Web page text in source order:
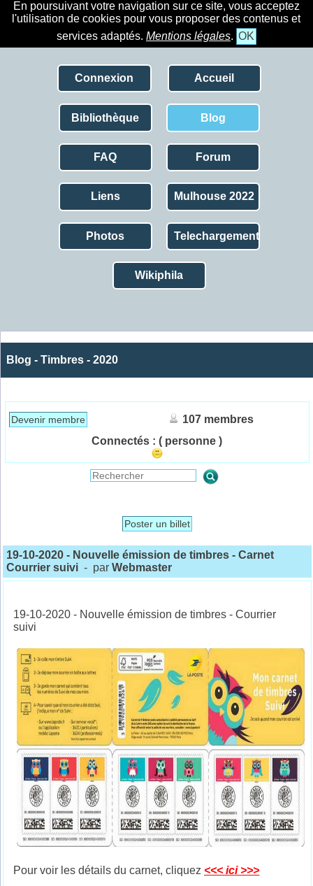
En poursuivant votre navigation sur ce site, vous acceptez
l'utilisation de cookies pour vous proposer des contenus et
services adaptés. Mentions légales. OK
Connexion Accueil
Bibliothèque Blog
FAQ Forum
Liens Mulhouse 2022
Photos Telechargement
Wikiphila
Blog - Timbres - 2020
Devenir membre
107 membres
Connectés : ( personne )
Poster un billet
19-10-2020 - Nouvelle émission de timbres - Carnet
Courrier suivi - parWebmaster
19-10-2020 - Nouvelle émission de timbres - Courrier
suivi
Pour voir les détails du carnet, cliquez <<< ici >>>